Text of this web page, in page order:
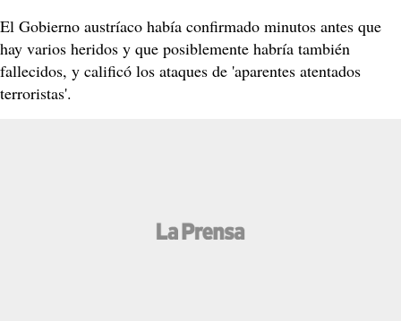
El Gobierno austríaco había confirmado minutos antes que
hay varios heridos y que posiblemente habría también
fallecidos, y calificó los ataques de 'aparentes atentados
terroristas'.